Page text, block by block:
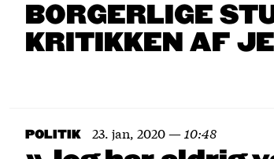
BORGERLIGE
KRITIKKEN AF
POLITIK 23. jan, 2020— 10:48